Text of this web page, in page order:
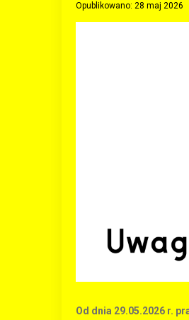
Opublikowano: 28 maj 2026
Od dnia 29.05.2026 r.